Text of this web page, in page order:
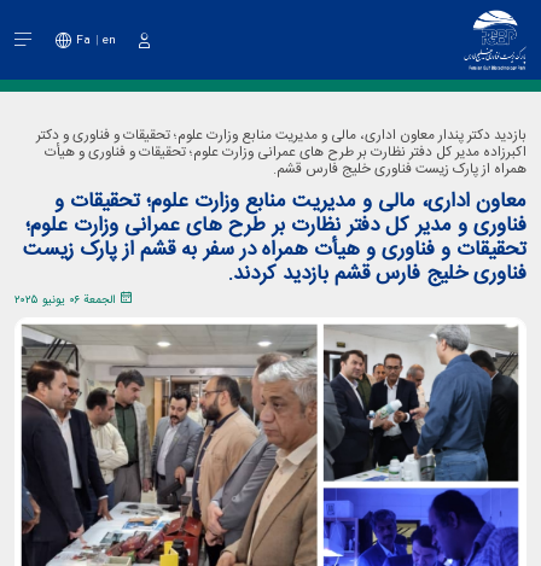
Fa en
بازدید دکتر پندار معاون اداری، مالی و مدیریت منابع وزارت علوم؛ تحقیقات و فناوری و دکتر
اکبرزاده مدیر کل دفتر نظارت بر طرح های عمرانی وزارت علوم؛ تحقیقات و فناوری و هیأت
همراه از پارک زیست فناوری خلیج فارس قشم.
معاون اداری، مالی و مدیریت منابع وزارت علوم؛ تحقیقات و
فناوری و مدیر کل دفتر نظارت بر طرح های عمرانی وزارت علوم؛
تحقیقات و فناوری و هیأت همراه در سفر به قشم از پارک زیست
فناوری خلیج فارس قشم بازدید کردند.
الجمعة ٠٦ يونيو ٢٠٢٥